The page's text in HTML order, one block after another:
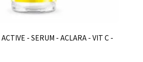
- SERUM - ACLARA - VIT C -